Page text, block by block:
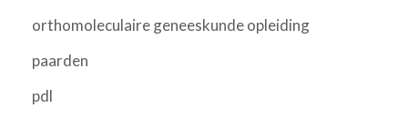
orthomoleculaire geneeskunde opleiding
paarden
pdl